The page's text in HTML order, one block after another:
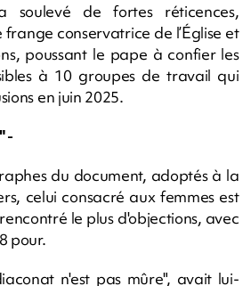
soulevé de fortes réticences,
conservatrice de l’Église et
poussant le pape à confier les
à 10 groupes de travail qui
en juin 2025.
-
du document, adoptés à la
celui consacré aux femmes est
le plus d'objections, avec
pour.
n'est pas mûre", avait lui-